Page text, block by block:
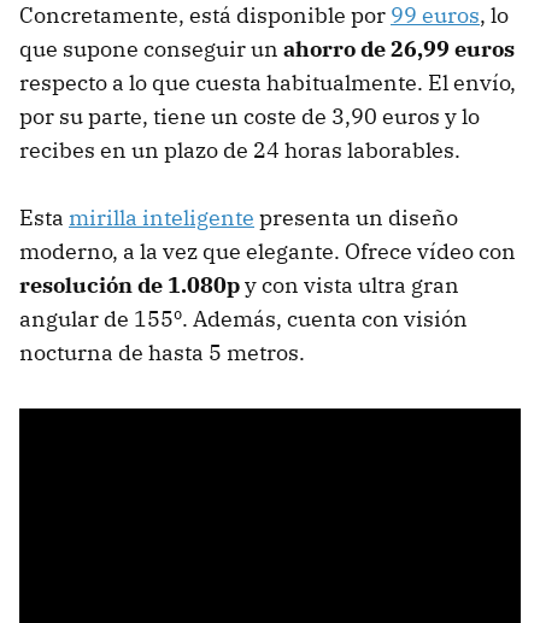
Concretamente, está disponible por 99 euros, lo
que supone conseguir un ahorro de 26,99 euros
respecto a lo que cuesta habitualmente. El envío,
por su parte, tiene un coste de 3,90 euros y lo
recibes en un plazo de 24 horas laborables.
Esta mirilla inteligente presenta un diseño
moderno, a la vez que elegante. Ofrece vídeo con
resolución de 1.080py con vista ultra gran
angular de 155º. Además, cuenta con visión
nocturna de hasta 5 metros.